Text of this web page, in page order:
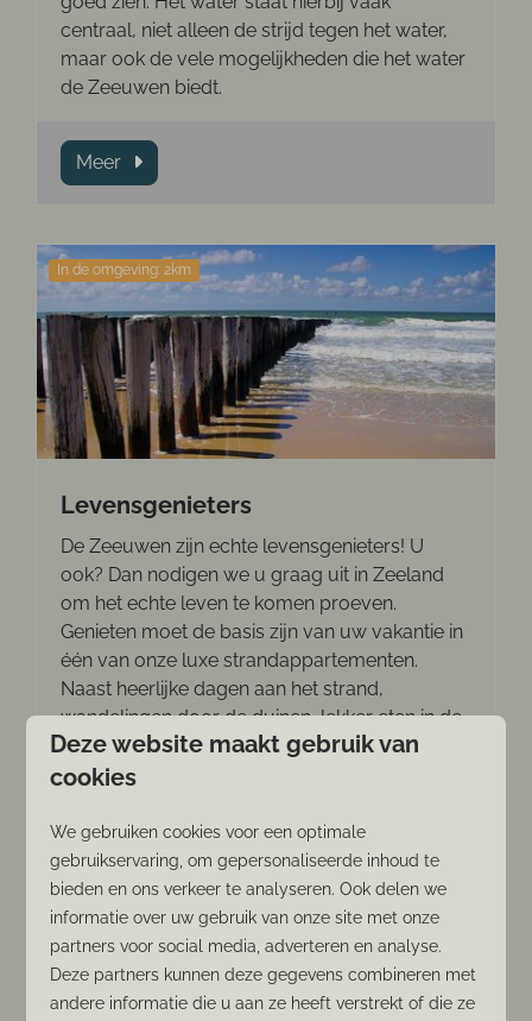
centraal, niet alleen de strijd tegen het water,
maar ook de vele mogelijkheden die het water
de Zeeuwen biedt.
Meer
In de omgeving: 2km
Levensgenieters
De Zeeuwen zijn echte levensgenieters! U
ook? Dan nodigen we u graag uit in Zeeland
om het echte leven te komen proeven.
Genieten moet de basis zijn van uw vakantie in
één van onze luxe strandappartementen.
Naast heerlijke dagen aan het strand,
wandelingen door de duinen, lekker eten in de
goede restaurants zijn er nog héél veel andere
plekken waar het absoluut genieten is.
Meer
In de omgeving: 2km
Deze website maakt gebruik van
cookies
We gebruiken cookies voor een optimale
gebruikservaring, om gepersonaliseerde inhoud te
bieden en ons verkeer te analyseren. Ook delen we
informatie over uw gebruik van onze site met onze
partners voor social media, adverteren en analyse.
Deze partners kunnen deze gegevens combineren met
andere informatie die u aan ze heeft verstrekt of die ze